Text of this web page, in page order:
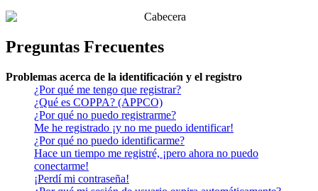
Preguntas Frecuentes
Problemas acerca de la identificación y el registro
¿Por qué me tengo que registrar?
¿Qué es COPPA? (APPCO)
¿Por qué no puedo registrarme?
Me he registrado ¡y no me puedo identificar!
¿Por qué no puedo identificarme?
Hace un tiempo me registré, ¡pero ahora no puedo
conectarme!
¡Perdí mi contraseña!